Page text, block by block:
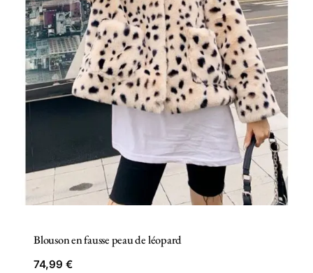
Blouson en fausse peau de léopard
74,99€